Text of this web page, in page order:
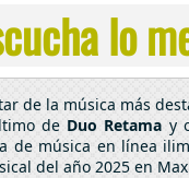
lo
de la música más
de Duo Retama y
de música en línea
del año 2025 en